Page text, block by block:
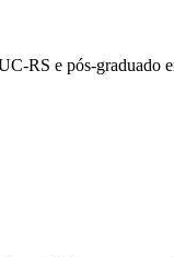
RS e pós-graduado